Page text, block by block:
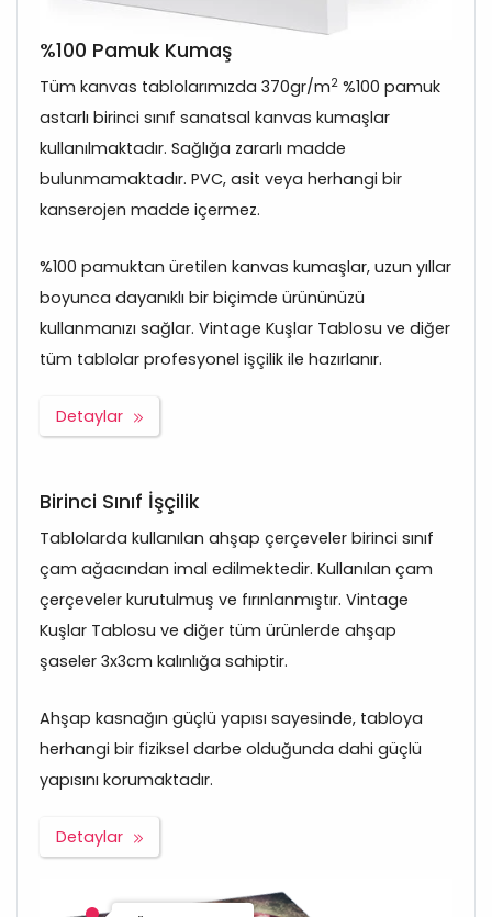
%100 Pamuk Kumaş
Tüm kanvas tablolarımızda 370gr/m2 %100 pamuk
astarlı birinci sınıf sanatsal kanvas kumaşlar
kullanılmaktadır. Sağlığa zararlı madde
bulunmamaktadır. PVC, asit veya herhangi bir
kanserojen madde içermez.
%100 pamuktan üretilen kanvas kumaşlar, uzun yıllar
boyunca dayanıklı bir biçimde ürününüzü
kullanmanızı sağlar. Vintage Kuşlar Tablosu ve diğer
tüm tablolar profesyonel işçilik ile hazırlanır.
Detaylar
Birinci Sınıf İşçilik
Tablolarda kullanılan ahşap çerçeveler birinci sınıf
çam ağacından imal edilmektedir. Kullanılan çam
çerçeveler kurutulmuş ve fırınlanmıştır. Vintage
Kuşlar Tablosu ve diğer tüm ürünlerde ahşap
şaseler 3x3cm kalınlığa sahiptir.
Ahşap kasnağın güçlü yapısı sayesinde, tabloya
herhangi bir fiziksel darbe olduğunda dahi güçlü
yapısını korumaktadır.
Detaylar